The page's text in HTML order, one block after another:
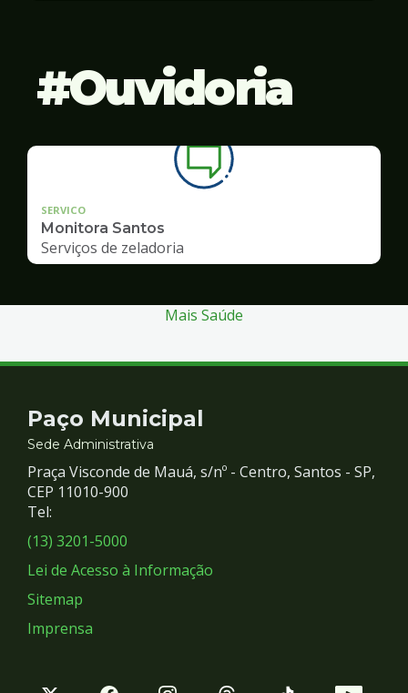
Ouvidoria
SERVICO
Monitora Santos
Serviços de zeladoria
Mais Saúde
Contato
e
Redes
Sociais
Paço Municipal
Sede Administrativa
Praça Visconde de Mauá, s/nº - Centro, Santos - SP,
CEP 11010-900
Tel:
(13) 3201-5000
Lei de Acesso à Informação
Sitemap
Imprensa